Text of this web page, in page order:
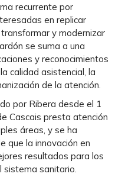
recurrente por
en replicar
y modernizar
se suma a una
y reconocimientos
calidad asistencial, la
de la atención.
por Ribera desde el 1
Cascais presta atención
áreas, y se ha
que la innovación en
resultados para los
sistema sanitario.